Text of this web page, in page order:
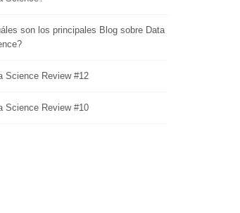
son los principales Blog sobre Data
Science Review #12
Science Review #10